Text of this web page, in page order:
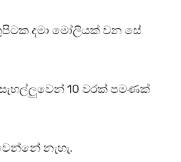
දමා මෝලියක් වන සේ
10 වරක් පමණක්
නැහැ.